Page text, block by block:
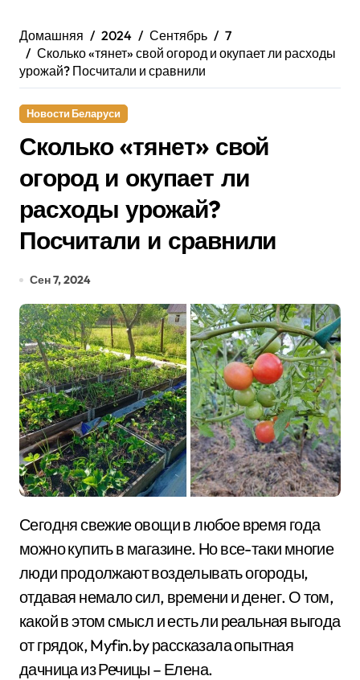
Домашняя 2024 Сентябрь
7
Сколько «тянет» свой огород и окупает ли расходы
урожай? Посчитали и сравнили
Новости Беларуси
Сколько «тянет» свой
огород и окупает ли
расходы урожай?
Посчитали и сравнили
Сен 7, 2024
Сегодня свежие овощи в любое время года
можно купить в магазине. Но все-таки многие
люди продолжают возделывать огороды,
отдавая немало сил, времени и денег. О том,
какой в этом смысл и есть ли реальная выгода
от грядок, Myfin.by рассказала опытная
дачница из Речицы – Елена.